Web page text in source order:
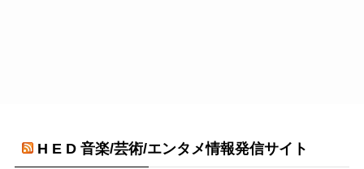
H E D 音楽/芸術/エンタメ情報発信サイト